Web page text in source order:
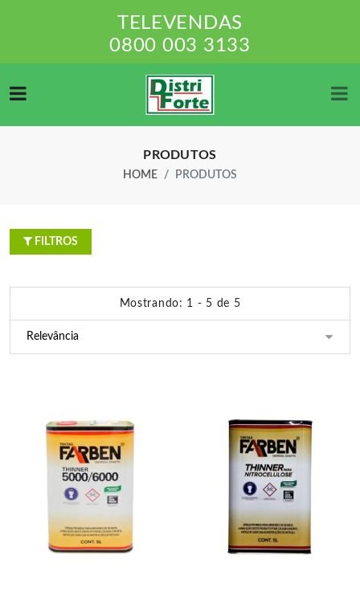
TELEVENDAS
0800 003 3133
PRODUTOS
HOME PRODUTOS
FILTROS
Mostrando: 1 - 5 de 5